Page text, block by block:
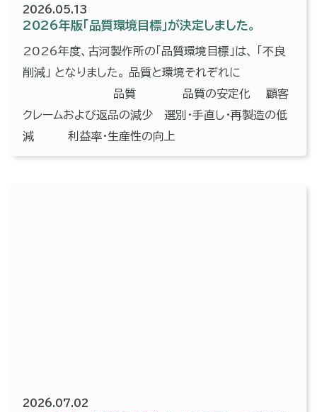
2026.05.13
2026年版「品質環境目標」が決定しました。
2026年度、古河製作所の「品質環境目標」は、 「不良
削減」 となりました。 品質と環境それぞれに
品質 品質の安定化 顧客
クレームおよび返品の減少 選別・手直し・再製造の低
減 利益率・生産性の向上
2026.07.02